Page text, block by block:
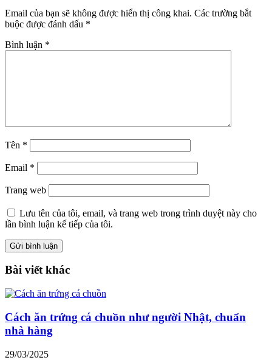
Email của bạn sẽ không được hiển thị công khai. Các trường bắt
buộc được đánh dấu *
Bình luận *
Tên *
Email *
Trang web
Lưu tên của tôi, email, và trang web trong trình duyệt này cho
lần bình luận kế tiếp của tôi.
Bài viết khác
Cách ăn trứng cá chuồn như người Nhật, chuẩn
nhà hàng
29/03/2025